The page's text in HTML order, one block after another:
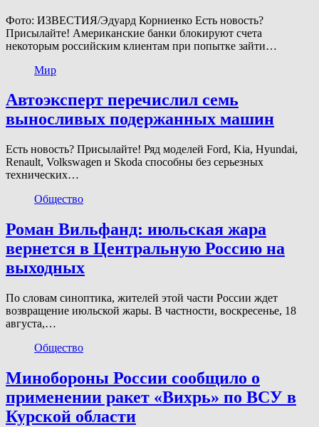
Фото: ИЗВЕСТИЯ/Эдуард Корниенко Есть новость?
Присылайте! Американские банки блокируют счета
некоторым российским клиентам при попытке зайти…
Мир
Автоэксперт перечислил семь
выносливых подержанных машин
Есть новость? Присылайте! Ряд моделей Ford, Kia, Hyundai,
Renault, Volkswagen и Skoda способны без серьезных
технических…
Общество
Роман Вильфанд: июльская жара
вернется в Центральную Россию на
выходных
По словам синоптика, жителей этой части России ждет
возвращение июльской жары. В частности, воскресенье, 18
августа,…
Общество
Минобороны России сообщило о
применении ракет «Вихрь» по ВСУ в
Курской области